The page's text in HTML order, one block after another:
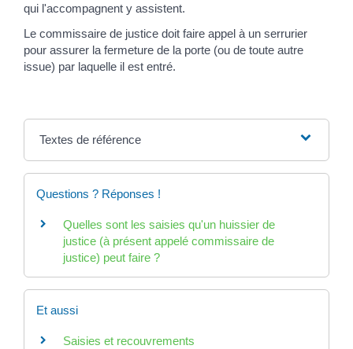
qui l'accompagnent y assistent.
Le commissaire de justice doit faire appel à un serrurier
pour assurer la fermeture de la porte (ou de toute autre
issue) par laquelle il est entré.
Textes de référence
Questions ? Réponses !
Quelles sont les saisies qu'un huissier de
justice (à présent appelé commissaire de
justice) peut faire ?
Et aussi
Saisies et recouvrements